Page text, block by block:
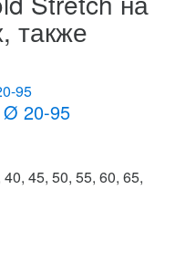
также
Ø 20-95
45, 50, 55, 60, 65,